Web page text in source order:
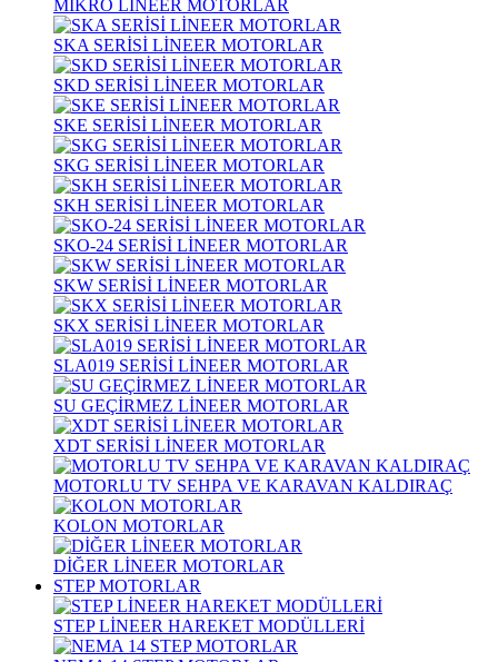
MİKRO LİNEER MOTORLAR
SKA SERİSİ LİNEER MOTORLAR
SKD SERİSİ LİNEER MOTORLAR
SKE SERİSİ LİNEER MOTORLAR
SKG SERİSİ LİNEER MOTORLAR
SKH SERİSİ LİNEER MOTORLAR
SKO-24 SERİSİ LİNEER MOTORLAR
SKW SERİSİ LİNEER MOTORLAR
SKX SERİSİ LİNEER MOTORLAR
SLA019 SERİSİ LİNEER MOTORLAR
SU GEÇİRMEZ LİNEER MOTORLAR
XDT SERİSİ LİNEER MOTORLAR
MOTORLU TV SEHPA VE KARAVAN KALDIRAÇ
KOLON MOTORLAR
DİĞER LİNEER MOTORLAR
STEP MOTORLAR
STEP LİNEER HAREKET MODÜLLERİ